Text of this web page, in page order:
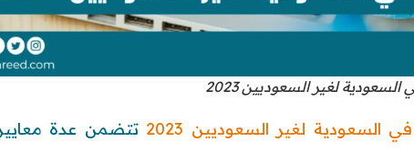
لغير السعوديين 2023
السعودية لغير السعوديين 2023
تتضمن عدة